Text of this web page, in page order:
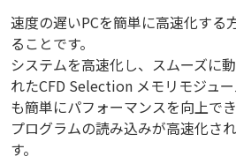
速度の遅いPCを簡単に高速化する
ることです。
システムを高速化し、スムーズに
れたCFD Selection メモリモジュ
も簡単にパフォーマンスを向上で
プログラムの読み込みが高速化さ
す。